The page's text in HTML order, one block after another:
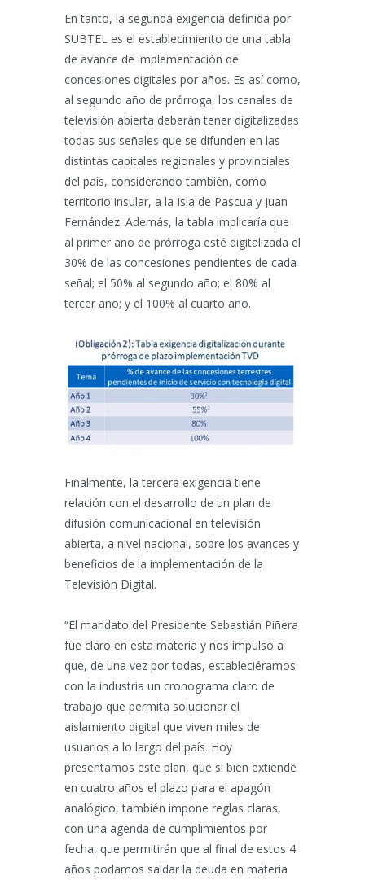
En tanto, la segunda exigencia definida por
SUBTEL es el establecimiento de una tabla
de avance de implementación de
concesiones digitales por años. Es así como,
al segundo año de prórroga, los canales de
televisión abierta deberán tener digitalizadas
todas sus señales que se difunden en las
distintas capitales regionales y provinciales
del país, considerando también, como
territorio insular, a la Isla de Pascua y Juan
Fernández. Además, la tabla implicaría que
al primer año de prórroga esté digitalizada el
30% de las concesiones pendientes de cada
señal; el 50% al segundo año; el 80% al
tercer año; y el 100% al cuarto año.
Finalmente, la tercera exigencia tiene
relación con el desarrollo de un plan de
difusión comunicacional en televisión
abierta, a nivel nacional, sobre los avances y
beneficios de la implementación de la
Televisión Digital.
“El mandato del Presidente Sebastián Piñera
fue claro en esta materia y nos impulsó a
que, de una vez por todas, estableciéramos
con la industria un cronograma claro de
trabajo que permita solucionar el
aislamiento digital que viven miles de
usuarios a lo largo del país. Hoy
presentamos este plan, que si bien extiende
en cuatro años el plazo para el apagón
analógico, también impone reglas claras,
con una agenda de cumplimientos por
fecha, que permitirán que al final de estos 4
años podamos saldar la deuda en materia